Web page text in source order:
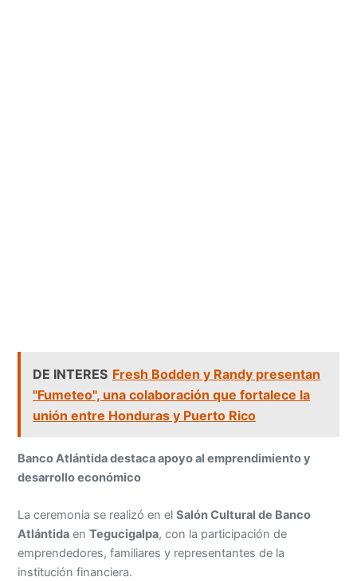
DE INTERES Fresh Bodden y Randy presentan
"Fumeteo", una colaboración que fortalece la
unión entre Honduras y Puerto Rico
Banco Atlántida destaca apoyo al emprendimiento y
desarrollo económico
La ceremonia se realizó en elSalón Cultural de Banco
Atlántida enTegucigalpa, con la participación de
emprendedores, familiares y representantes de la
institución financiera.